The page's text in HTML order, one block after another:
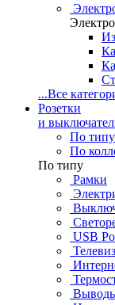
...Все
Розетки
и
По типу
По
По типу
Рамки
USB